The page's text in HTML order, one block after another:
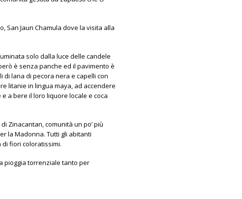
San Jaun Chamula dove la visita alla
solo dalla luce delle candele
è senza panche ed il pavimento è
di lana di pecora nera e capelli con
litanie in lingua maya, ad accendere
a bere il loro liquore locale e coca
Zinacantan, comunità un po’ più
la Madonna. Tutti gli abitanti
fiori coloratissimi.
pioggia torrenziale tanto per